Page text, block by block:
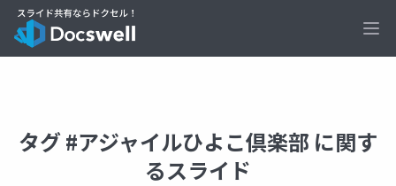
タグ #アジャイルひよこ倶楽部 に関す
るスライド